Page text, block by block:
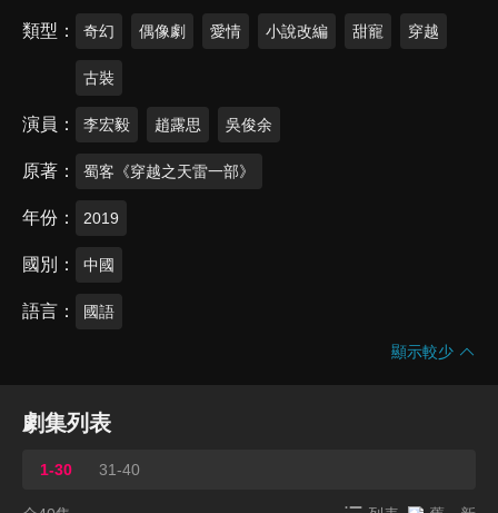
類型 奇幻 偶像劇 愛情 小說改編 甜寵 穿越
古裝
演員 李宏毅 趙露思 吳俊余
原著 蜀客《穿越之天雷一部》
年份 2019
國別 中國
語言 國語
顯示較少
劇集列表
1-30 31-40